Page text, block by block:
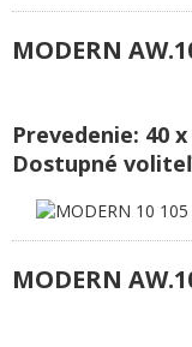
MODERN
Prevedenie: 40
Dostupné
MODERN